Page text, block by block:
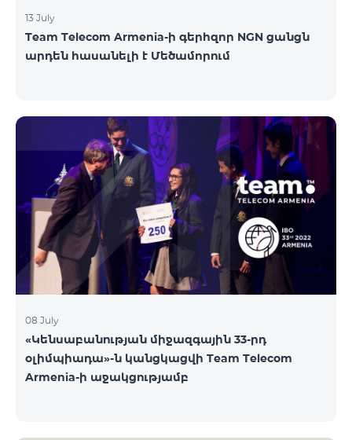
13 July
Team Telecom Armenia-ի գերհզոր NGN ցանցն
արդեն հասանելի է Մեծամորում
08 July
«Կենսաբանության միջազգային 33-րդ
օլիմպիադա»-ն կանցկացվի Team Telecom
Armenia-ի աջակցությամբ